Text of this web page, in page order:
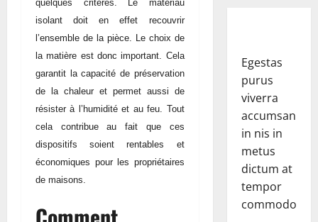
quelques critères. Le matériau
isolant doit en effet recouvrir
l’ensemble de la pièce. Le choix de
la matière est donc important. Cela
garantit la capacité de préservation
de la chaleur et permet aussi de
résister à l’humidité et au feu. Tout
cela contribue au fait que ces
dispositifs soient rentables et
économiques pour les propriétaires
de maisons.
Egestas
purus
viverra
accumsan
in nis in
metus
dictum at
tempor
commodo.